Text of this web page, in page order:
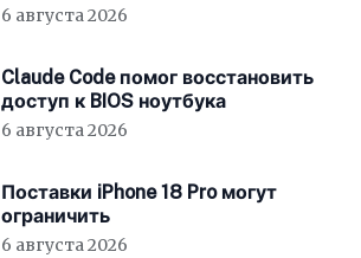
6 августа 2026
Claude Code помог восстановить
доступ к BIOS ноутбука
6 августа 2026
Поставки iPhone 18 Pro могут
ограничить
6 августа 2026